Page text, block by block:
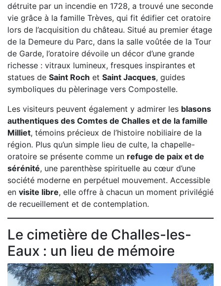
détruite par un incendie en 1728, a trouvé une seconde
vie grâce à la famille Trèves, qui fit édifier cet oratoire
lors de l’acquisition du château. Situé au premier étage
de la Demeure du Parc, dans la salle voûtée de la Tour
de Garde, l’oratoire dévoile un décor d’une grande
richesse : vitraux lumineux, fresques inspirantes et
statues de Saint Roch et Saint Jacques, guides
symboliques du pèlerinage vers Compostelle.
Les visiteurs peuvent également y admirer les blasons
authentiques des Comtes de Challes et de la famille
Milliet, témoins précieux de l’histoire nobiliaire de la
région. Plus qu’un simple lieu de culte, la chapelle-
oratoire se présente comme un refuge de paix et de
sérénité, une parenthèse spirituelle au cœur d’une
société moderne en perpétuel mouvement. Accessible
en visite libre, elle offre à chacun un moment privilégié
de recueillement et de contemplation.
Le cimetière de Challes-les-
Eaux : un lieu de mémoire